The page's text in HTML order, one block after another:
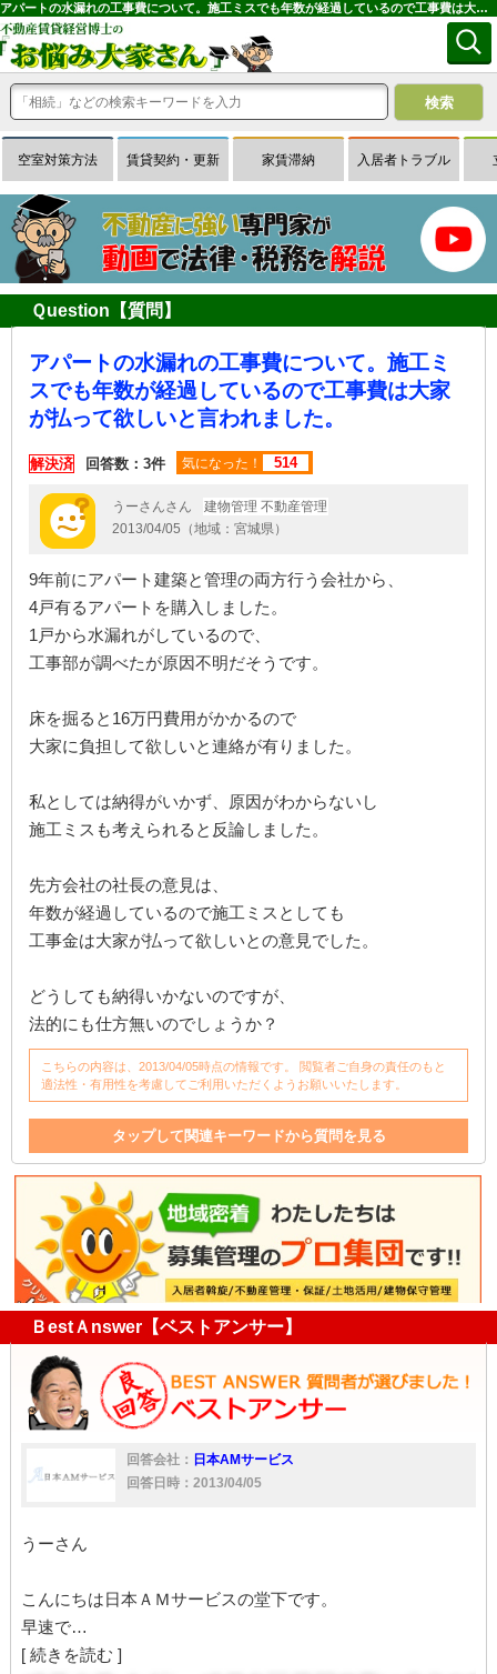
アパートの水漏れの工事費について。施工ミスでも年数が経過しているので工事費は大家が払って欲しいと言われました。｜専門家に無料相談できる賃貸経営Ｑ＆Ａサイトはお悩み大家さん
空室対策方法 賃貸契約・更新 家賃滞納 入居者トラブル
Ｑuestion【質問】
アパートの水漏れの工事費について。施工ミ
スでも年数が経過しているので工事費は大家
が払って欲しいと言われました。
解決済 回答数：3件 気になった！ 514
うーさんさん
建物管理 不動産管理
2013/04/05（地域：宮城県）
9年前にアパート建築と管理の両方行う会社から、
4戸有るアパートを購入しました。
1戸から水漏れがしているので、
工事部が調べたが原因不明だそうです。
床を掘ると16万円費用がかかるので
大家に負担して欲しいと連絡が有りました。
私としては納得がいかず、原因がわからないし
施工ミスも考えられると反論しました。
先方会社の社長の意見は、
年数が経過しているので施工ミスとしても
工事金は大家が払って欲しいとの意見でした。
どうしても納得いかないのですが、
法的にも仕方無いのでしょうか？
こちらの内容は、2013/04/05時点の情報です。 閲覧者ご自身の責任のもと
適法性・有用性を考慮してご利用いただくようお願いいたします。
タップして関連キーワードから質問を見る
管理 大家 アパート 家 工事 床
水漏れ
アパート建築
ＢestＡnswer【ベストアンサー】
回答会社： 日本AMサービス
回答日時：2013/04/05
うーさん
こんにちは日本ＡＭサービスの堂下です。
早速で…
[ 続きを読む ]